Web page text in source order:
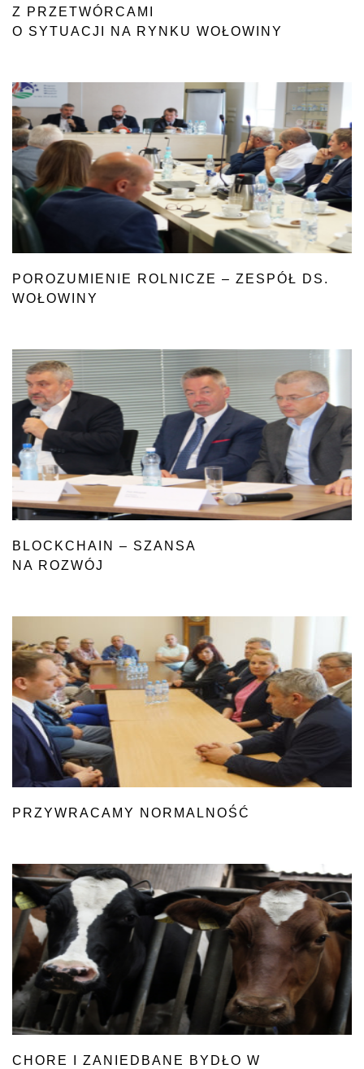
Z PRZETWÓRCAMI
O SYTUACJI NA RYNKU WOŁOWINY
POROZUMIENIE ROLNICZE – ZESPÓŁ DS.
WOŁOWINY
BLOCKCHAIN – SZANSA
NA ROZWÓJ
PRZYWRACAMY NORMALNOŚĆ
CHORE I ZANIEDBANE BYDŁO W